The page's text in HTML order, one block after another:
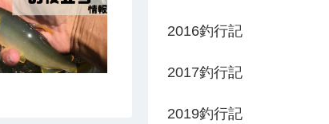
2016釣行記
2017釣行記
2019釣行記